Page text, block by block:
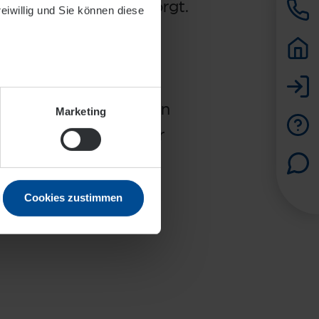
und Sie können diese
Marketing
Cookies zustimmen
mit Energie versorgt.
in der
Offenbach
den Kernaufgaben
inklusive der